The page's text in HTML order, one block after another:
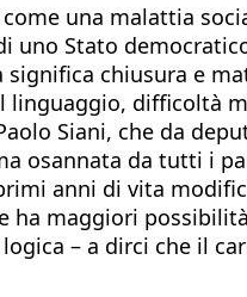
una malattia
uno Stato
significa chiusura e
linguaggio, difficoltà
Siani, che da
osannata da tutti i
anni di vita
ha maggiori
– a dirci che il